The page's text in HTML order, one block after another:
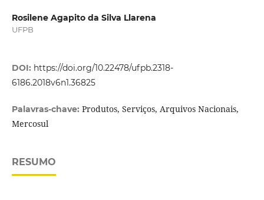
Rosilene Agapito da Silva Llarena
UFPB
DOI: https://doi.org/10.22478/ufpb.2318-
6186.2018v6n1.36825
Palavras-chave: Produtos, Serviços, Arquivos Nacionais,
Mercosul
RESUMO